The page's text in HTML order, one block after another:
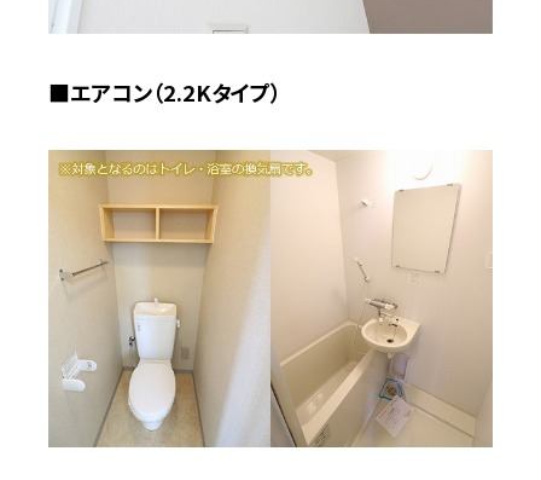
■エアコン（2.2Kタイプ）